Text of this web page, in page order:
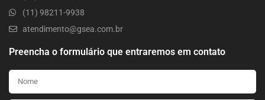
(11) 98211-9938
atendimento@gsea.com.br
Preencha o formulário que entraremos em contato